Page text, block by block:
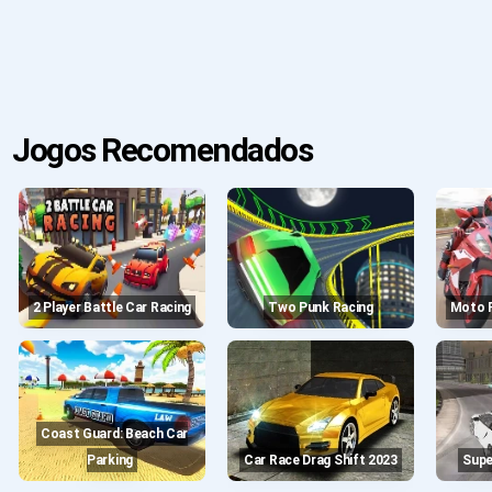
Jogos Recomendados
2 Player Battle Car Racing Two Punk Racing
Coast Guard: Beach Car
Parking
Car Race Drag Shift 2023